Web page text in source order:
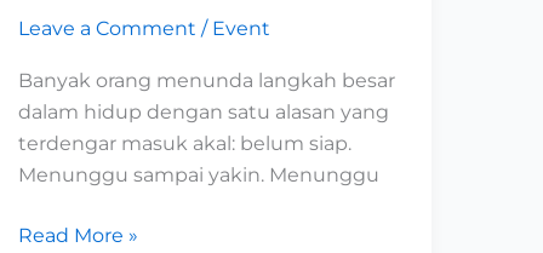
Leave a Comment / Event
Banyak orang menunda langkah besar
dalam hidup dengan satu alasan yang
terdengar masuk akal: belum siap.
Menunggu sampai yakin. Menunggu
Tapi
Pelan-
pelan
Read More »